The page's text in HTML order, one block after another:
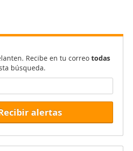
Recibe en tu correo todas
búsqueda.
alertas